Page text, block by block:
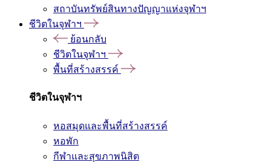
สถาบันทรัพย์สินทางปัญญาแห่งจุฬาฯ
ชีวิตในจุฬาฯ
ย้อนกลับ
ชีวิตในจุฬาฯ
พื้นที่สร้างสรรค์
ชีวิตในจุฬาฯ
หอสมุดและพื้นที่สร้างสรรค์
หอพัก
กีฬาและสุขภาพนิสิต